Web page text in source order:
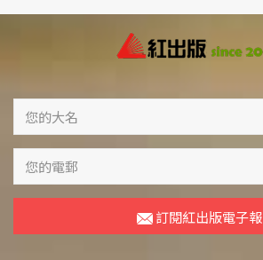
訂閱紅出版電子報